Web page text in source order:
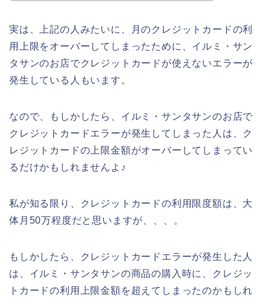
実は、上記の人みたいに、月のクレジットカードの利
用上限をオーバーしてしまったために、イルミ・サン
タサンのお店でクレジットカードが使えないエラーが
発生している人もいます。
なので、もしかしたら、イルミ・サンタサンのお店で
クレジットカードエラーが発生してしまった人は、ク
レジットカードの上限金額がオーバーしてしまってい
るだけかもしれませんよ♪
私が知る限り、クレジットカードの利用限度額は、大
体月50万程度だと思いますが、、、。
もしかしたら、クレジットカードエラーが発生した人
は、イルミ・サンタサンの商品の購入時に、クレジッ
トカードの利用上限金額を超えてしまったのかもしれ